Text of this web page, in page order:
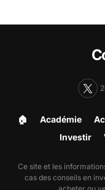
🏠︎ Académie
Investir
Ce site et les
cas des conseils en